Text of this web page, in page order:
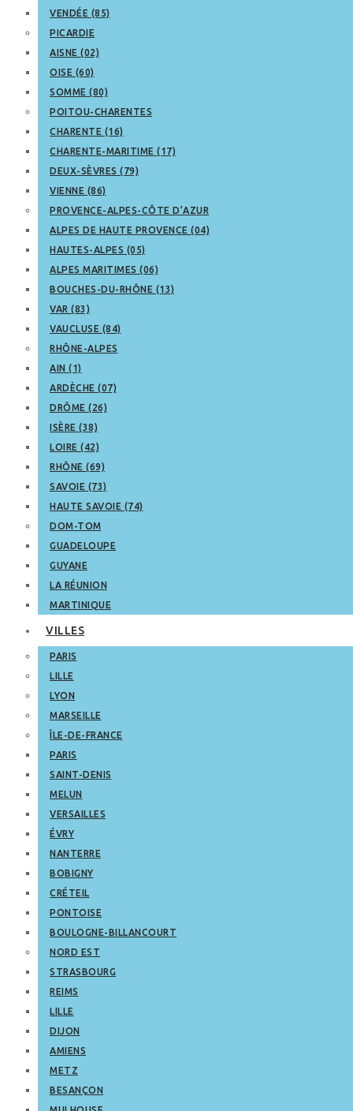
VENDÉE (85)
PICARDIE
AISNE (02)
OISE (60)
SOMME (80)
POITOU-CHARENTES
CHARENTE (16)
CHARENTE-MARITIME (17)
DEUX-SÈVRES (79)
VIENNE (86)
PROVENCE-ALPES-CÔTE D’AZUR
ALPES DE HAUTE PROVENCE (04)
HAUTES-ALPES (05)
ALPES MARITIMES (06)
BOUCHES-DU-RHÔNE (13)
VAR (83)
VAUCLUSE (84)
RHÔNE-ALPES
AIN (1)
ARDÈCHE (07)
DRÔME (26)
ISÈRE (38)
LOIRE (42)
RHÔNE (69)
SAVOIE (73)
HAUTE SAVOIE (74)
DOM-TOM
GUADELOUPE
GUYANE
LA RÉUNION
MARTINIQUE
VILLES
PARIS
LILLE
LYON
MARSEILLE
ÎLE-DE-FRANCE
PARIS
SAINT-DENIS
MELUN
VERSAILLES
ÉVRY
NANTERRE
BOBIGNY
CRÉTEIL
PONTOISE
BOULOGNE-BILLANCOURT
NORD EST
STRASBOURG
REIMS
LILLE
DIJON
AMIENS
METZ
BESANÇON